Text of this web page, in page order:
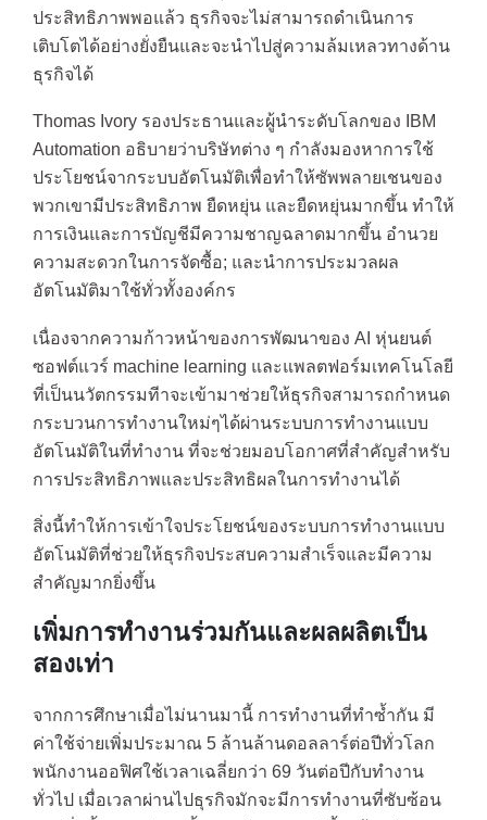
ประสิทธิภาพพอแล้ว ธุรกิจจะไม่สามารถดำเนินการ
เติบโตได้อย่างยั่งยืนและจะนำไปสู่ความล้มเหลวทางด้าน
ธุรกิจได้
Thomas Ivory รองประธานและผู้นำระดับโลกของ IBM
Automation อธิบายว่าบริษัทต่าง ๆ กำลังมองหาการใช้
ประโยชน์จากระบบอัตโนมัติเพื่อทำให้ซัพพลายเชนของ
พวกเขามีประสิทธิภาพ ยืดหยุ่น และยืดหยุ่นมากขึ้น ทำให้
การเงินและการบัญชีมีความชาญฉลาดมากขึ้น อำนวย
ความสะดวกในการจัดซื้อ; และนำการประมวลผล
อัตโนมัติมาใช้ทั่วทั้งองค์กร
เนื่องจากความก้าวหน้าของการพัฒนาของ AI หุ่นยนต์
ซอฟต์แวร์ machine learning และแพลตฟอร์มเทคโนโลยี
ที่เป็นนวัตกรรมทีาจะเข้ามาช่วยให้ธุรกิจสามารถกำหนด
กระบวนการทำงานใหม่ๆได้ผ่านระบบการทำงานแบบ
อัตโนมัติในที่ทำงาน ที่จะช่วยมอบโอกาศที่สำคัญสำหรับ
การประสิทธิภาพและประสิทธิผลในการทำงานได้
สิ่งนี้ทำให้การเข้าใจประโยชน์ของระบบการทำงานแบบ
อัตโนมัติที่ช่วยให้ธุรกิจประสบความสำเร็จและมีความ
สำคัญมากยิ่งขึ้น
เพิ่มการทำงานร่วมกันและผลผลิตเป็น
สองเท่า
จากการศึกษาเมื่อไม่นานมานี้ การทำงานที่ทำซ้ำกัน มี
ค่าใช้จ่ายเพิ่มประมาณ 5 ล้านล้านดอลลาร์ต่อปีทั่วโลก
พนักงานออฟิศใช้เวลาเฉลี่ยกว่า 69 วันต่อปีกับทำงาน
ทั่วไป เมื่อเวลาผ่านไปธุรกิจมักจะมีการทำงานที่ซับซ้อน